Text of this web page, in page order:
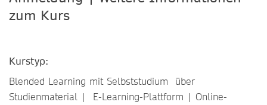
zum Kurs
Kurstyp:
Blended Learning mit Selbststudium über
Studienmaterial | E-Learning-Plattform | Online-